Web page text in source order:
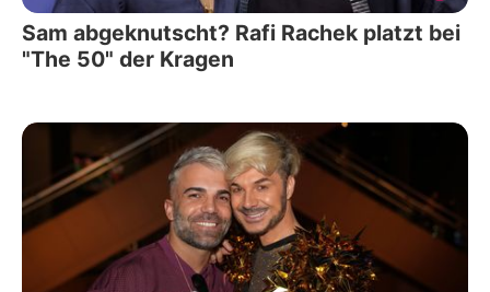
Sam abgeknutscht? Rafi Rachek platzt bei
"The 50" der Kragen